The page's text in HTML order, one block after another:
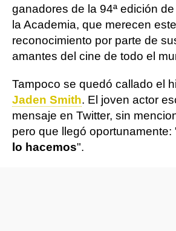
ganadores de la 94ª edición
la Academia, que merecen
reconocimiento por parte de
amantes del cine de todo el
Tampoco se quedó callado el
Jaden Smith. El joven actor
mensaje en Twitter, sin
pero que llegó oportunamente:
lo hacemos".